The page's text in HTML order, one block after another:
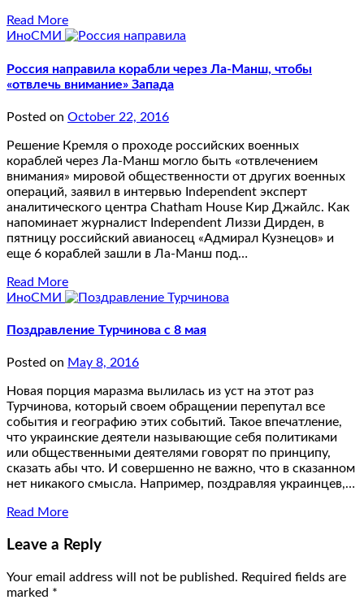
Read More
ИноСМИ
Россия направила корабли через Ла-Манш, чтобы
«отвлечь внимание» Запада
Posted on October 22, 2016
Решение Кремля о проходе российских военных
кораблей через Ла-Манш могло быть «отвлечением
внимания» мировой общественности от других военных
операций, заявил в интервью Independent эксперт
аналитического центра Chatham House Кир Джайлс. Как
напоминает журналист Independent Лиззи Дирден, в
пятницу российский авианосец «Адмирал Кузнецов» и
еще 6 кораблей зашли в Ла-Манш под…
Read More
ИноСМИ
Поздравление Турчинова с 8 мая
Posted on May 8, 2016
Новая порция маразма вылилась из уст на этот раз
Турчинова, который своем обращении перепутал все
события и географию этих событий. Такое впечатление,
что украинские деятели называющие себя политиками
или общественными деятелями говорят по принципу,
сказать абы что. И совершенно не важно, что в сказанном
нет никакого смысла. Например, поздравляя украинцев,…
Read More
Leave a Reply
Your email address will not be published. Required fields are
marked *